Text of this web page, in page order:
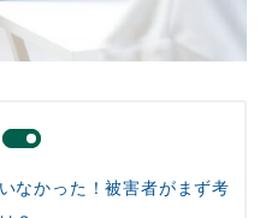
なかった！被害者がまず考